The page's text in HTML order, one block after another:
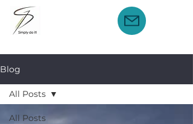
Blog
All Posts
All Posts